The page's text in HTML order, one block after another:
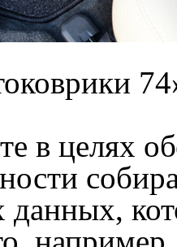
в целях
данных,